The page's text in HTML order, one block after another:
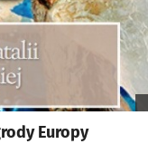
Europy